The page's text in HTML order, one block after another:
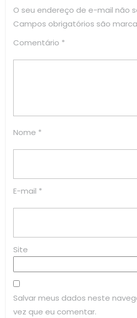
O seu endereço de e-mail não
Campos obrigatórios são
Comentário *
Nome *
E-mail *
Site
Salvar meus dados neste
vez que eu comentar.